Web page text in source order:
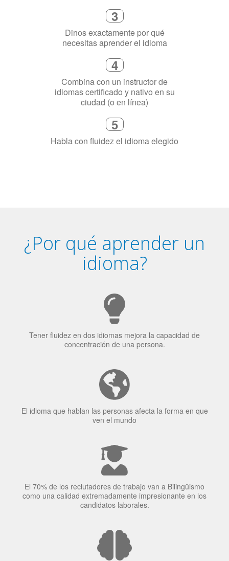
3
Dinos exactamente por qué
necesitas aprender el idioma
4
Combina con un instructor de
idiomas certificado y nativo en su
ciudad (o en línea)
5
Habla con fluidez el idioma elegido
¿Por qué aprender un
idioma?
Tener fluidez en dos idiomas mejora la capacidad de
concentración de una persona.
El idioma que hablan las personas afecta la forma en que
ven el mundo
El 70% de los reclutadores de trabajo van a Bilingüismo
como una calidad extremadamente impresionante en los
candidatos laborales.